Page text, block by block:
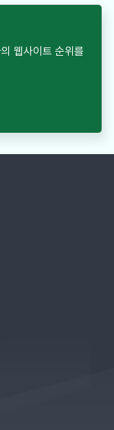
웹사이트 순위를